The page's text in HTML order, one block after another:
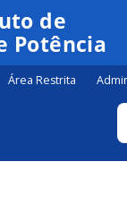
de
Potência
Área Restrita